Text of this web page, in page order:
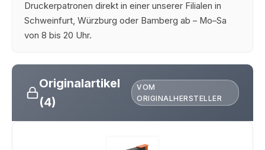
Druckerpatronen direkt in einer unserer Filialen in
Schweinfurt, Würzburg oder Bamberg ab – Mo–Sa
von 8 bis 20 Uhr.
Originalartikel
(4)
VOM
ORIGINALHERSTELLER